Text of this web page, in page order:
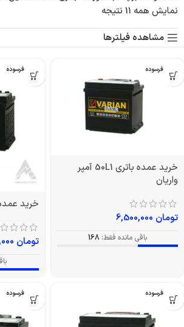
نمایش همه 11 نتیجه
مشاهده فیلترها
بدون فرسوده
خرید عمده باتری 50L1 آمپر
واریان
تومان
باقی مانده فقط: 168
بدون فرسوده
خرید عمده باتری
تومان
بدون فرسوده بدون فرسوده